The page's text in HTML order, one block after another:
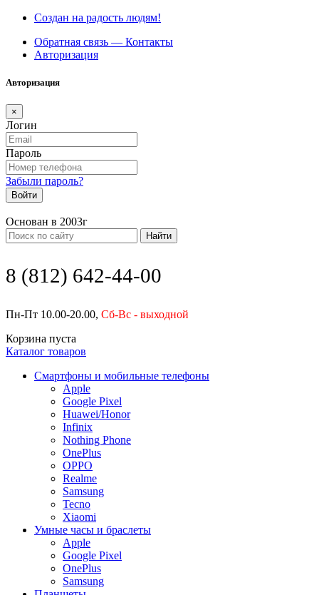
Создан на радость людям!
Обратная связь — Контакты
Авторизация
Авторизация
×
Логин
Пароль
Забыли пароль?
Войти
Основан в 2003г
Найти
8 (812) 642-44-00
Пн-Пт 10.00-20.00, Сб-Вс - выходной
Корзина пуста
Каталог товаров
Смартфоны и мобильные телефоны
Apple
Google Pixel
Huawei/Honor
Infinix
Nothing Phone
OnePlus
OPPO
Realme
Samsung
Tecno
Xiaomi
Умные часы и браслеты
Apple
Google Pixel
OnePlus
Samsung